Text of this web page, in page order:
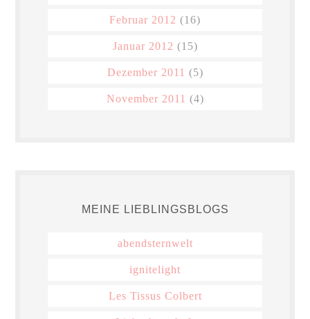
Februar 2012 (16)
Januar 2012 (15)
Dezember 2011 (5)
November 2011 (4)
MEINE LIEBLINGSBLOGS
abendsternwelt
ignitelight
Les Tissus Colbert